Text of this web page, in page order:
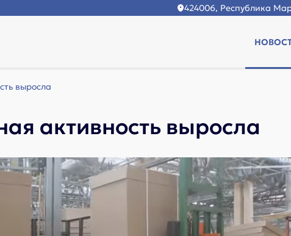
424006, Республика
выросла
активность выросла